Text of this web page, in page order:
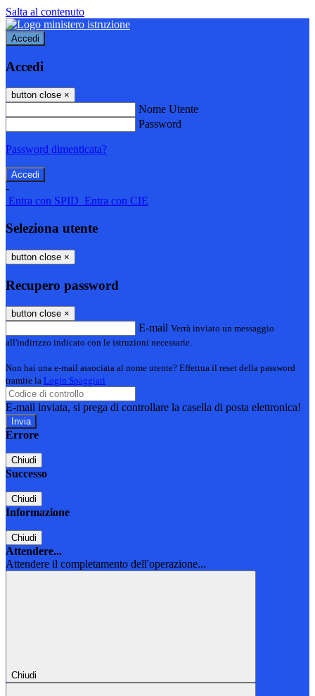
Salta al contenuto
Accedi
Accedi
button close ×
Nome Utente
Password
Password dimenticata?
-
Entra con SPID Entra con CIE
Seleziona utente
button close ×
Recupero password
button close ×
E-mail Verrà inviato un messaggio
all'indirizzo indicato con le istruzioni necessarie.
Non hai una e-mail associata al nome utente? Effettua il reset della password
tramite la Login Spaggiari
E-mail inviata, si prega di controllare la casella di posta elettronica!
Errore
Chiudi
Successo
Chiudi
Informazione
Chiudi
Attendere...
Attendere il completamento dell'operazione...
Chiudi